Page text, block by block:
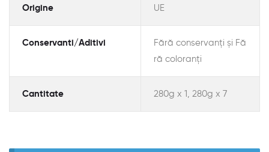
Origine UE
Conservanti/Aditivi
Fără conservanți și Fă
ră coloranți
Cantitate 280g x 1, 280g x 7